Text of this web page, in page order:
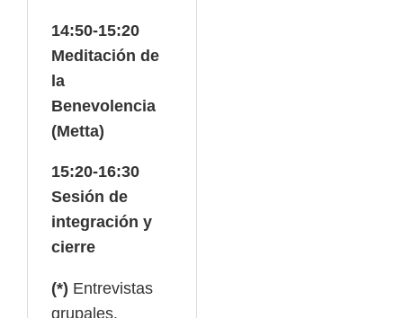
14:50-15:20
Meditación de
la
Benevolencia
(Metta)
15:20-16:30
Sesión de
integración y
cierre
(*) Entrevistas
grupales.